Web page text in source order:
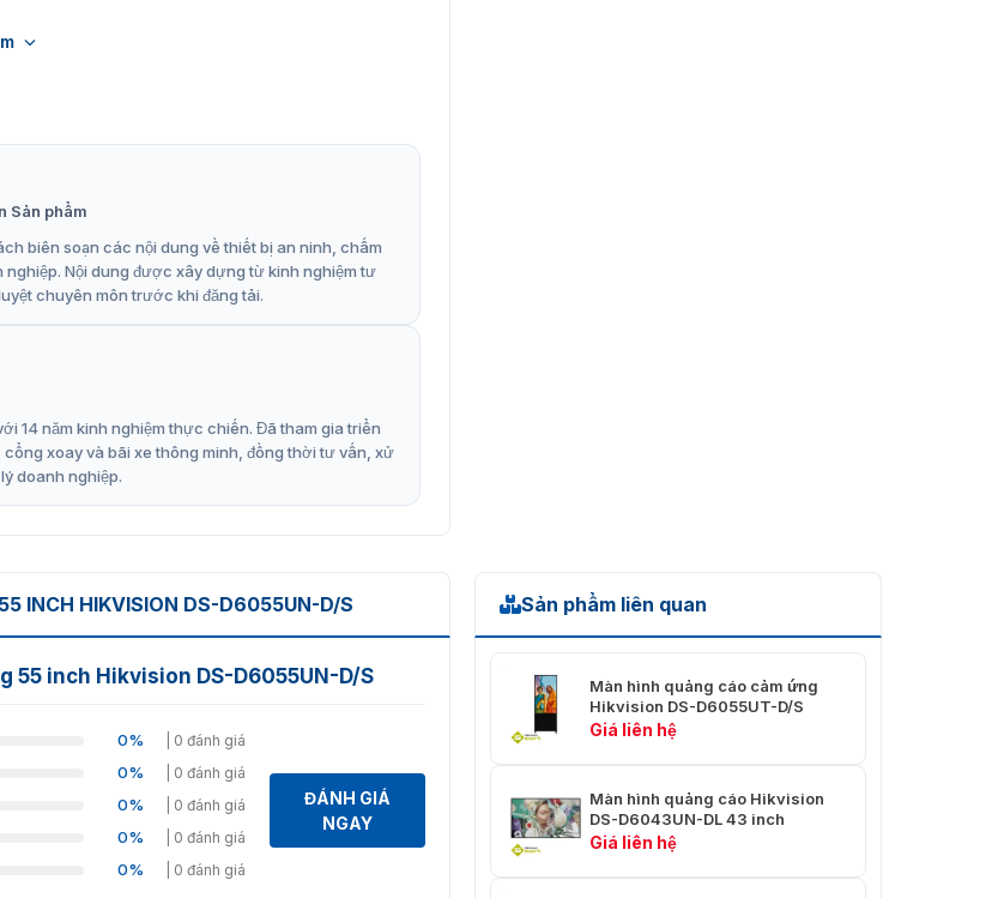
thị, giúp doanh nghiệp linh hoạt trong việc
cáo sinh động và hấp dẫn.
minh, bao gồm nhiều chế độ:
Sản phẩm
biên soạn các nội dung về thiết bị an ninh, chấm
Nội dung được xây dựng từ kinh nghiệm tư
chuyên môn trước khi đăng tải.
14 năm kinh nghiệm thực chiến. Đã tham gia triển
xoay và bãi xe thông minh, đồng thời tư vấn, xử
doanh nghiệp.
INCH HIKVISION DS-D6055UN-D/S
55 inch Hikvision DS-D6055UN-D/S
0% | 0 đánh giá
0% | 0 đánh giá
0% | 0 đánh giá
0% | 0 đánh giá
0% | 0 đánh giá
ĐÁNH GIÁ
NGAY
Sản phẩm liên quan
Màn hình quảng cáo cảm ứng
Hikvision DS-D6055UT-D/S
Giá liên hệ
Màn hình quảng cáo Hikvision
DS-D6043UN-DL 43 inch
Giá liên hệ